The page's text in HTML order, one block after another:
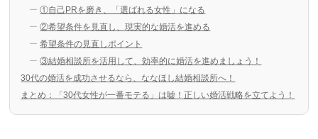
①自己PRを磨き、「選ばれる女性」になる
②希望条件を見直し、現実的な婚活を進める
希望条件の見直しポイント
③結婚相談所を活用して、効率的に婚活を進めましょう！
30代の婚活を成功させるなら、ななほし結婚相談所へ！
まとめ：「30代女性が一番モテる」は嘘！正しい婚活戦略を立てよう！